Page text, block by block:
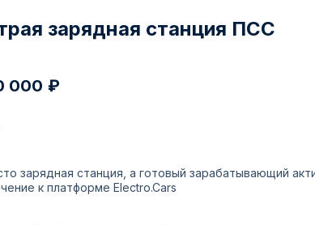
зарядная станция ПСС
000 ₽
зарядная станция, а готовый зарабатывающий
к платформе Electro.Cars